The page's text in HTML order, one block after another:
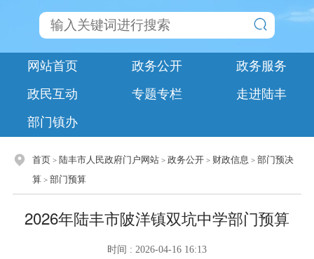
网站首页 政务公开
政务服务
政民互动
专题专栏
走进陆丰
部门镇办
首页 > 陆丰市人民政府门户网站 >政务公开 > 财政信息 >部门预决
算 >部门预算
2026年陆丰市陂洋镇双坑中学部门预算
时间 : 2026-04-16 16:13